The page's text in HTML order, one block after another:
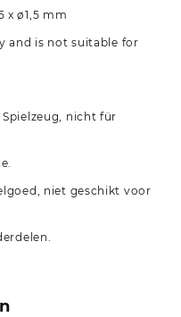
x ø1,5 mm
and is not suitable for
nicht für
niet geschikt voor